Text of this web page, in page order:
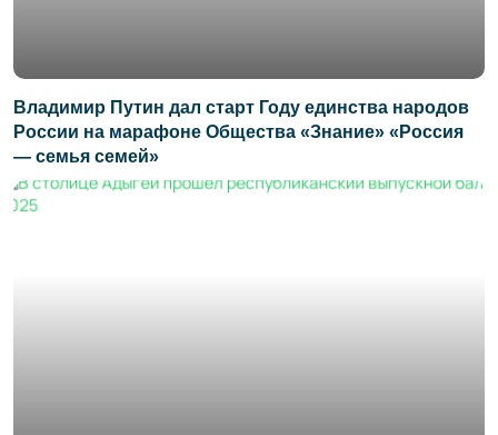
Владимир Путин дал старт Году единства народов
России на марафоне Общества «Знание» «Россия
— семья семей»